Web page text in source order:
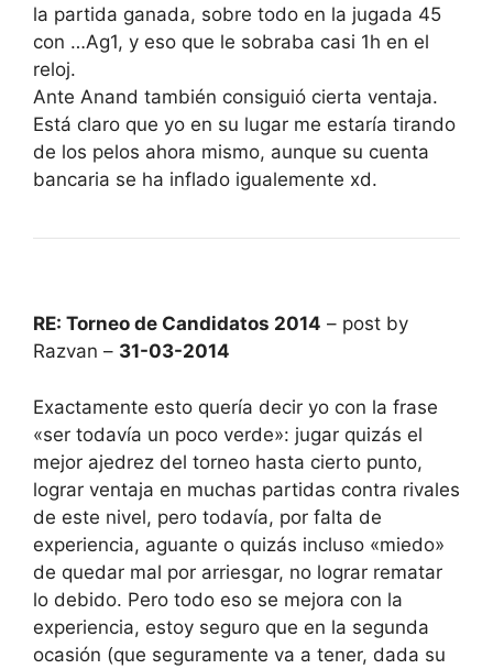
la partida ganada, sobre todo en la jugada 45
con …Ag1, y eso que le sobraba casi 1h en el
reloj.
Ante Anand también consiguió cierta ventaja.
Está claro que yo en su lugar me estaría tirando
de los pelos ahora mismo, aunque su cuenta
bancaria se ha inflado igualemente xd.
RE: Torneo de Candidatos 2014 – post by
Razvan – 31-03-2014
Exactamente esto quería decir yo con la frase
«ser todavía un poco verde»: jugar quizás el
mejor ajedrez del torneo hasta cierto punto,
lograr ventaja en muchas partidas contra rivales
de este nivel, pero todavía, por falta de
experiencia, aguante o quizás incluso «miedo»
de quedar mal por arriesgar, no lograr rematar
lo debido. Pero todo eso se mejora con la
experiencia, estoy seguro que en la segunda
ocasión (que seguramente va a tener, dada su